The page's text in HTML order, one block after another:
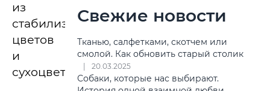
из
стабилизированных
цветов
и
сухоцветов.
Свежие новости
Тканью, салфетками, скотчем или
смолой. Как обновить старый столик
20.03.2025
Собаки, которые нас выбирают.